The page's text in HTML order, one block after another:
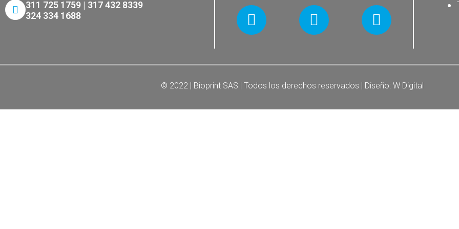
311 725 1759 | 317 432 8339
324 334 1688
© 2022 | Bioprint SAS | Todos los derechos reservados | Diseño: W Digital